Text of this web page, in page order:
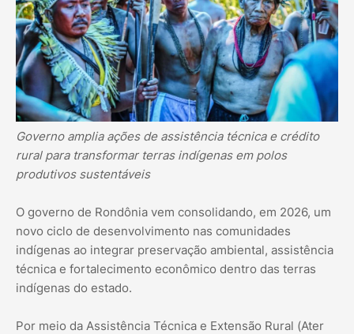
Governo amplia ações de assistência técnica e crédito
rural para transformar terras indígenas em polos
produtivos sustentáveis
O governo de Rondônia vem consolidando, em 2026, um
novo ciclo de desenvolvimento nas comunidades
indígenas ao integrar preservação ambiental, assistência
técnica e fortalecimento econômico dentro das terras
indígenas do estado.
Por meio da Assistência Técnica e Extensão Rural (Ater